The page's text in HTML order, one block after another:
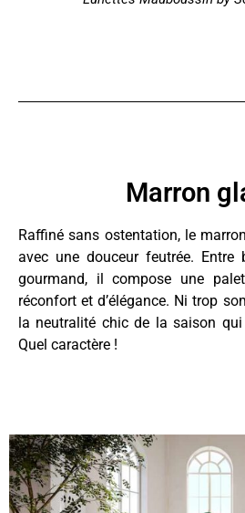
Marron
Raffiné sans ostentation, le
avec une douceur feutrée. Entre
gourmand, il compose une
réconfort et d’élégance. Ni trop
la neutralité chic de la saison qui
Quel caractère !